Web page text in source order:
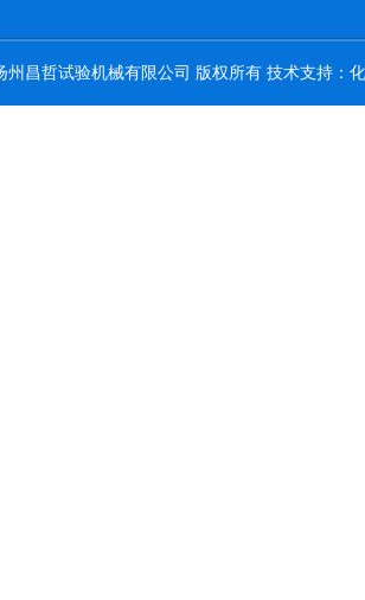
州昌哲试验机械有限公司 版权所有 技术支持：